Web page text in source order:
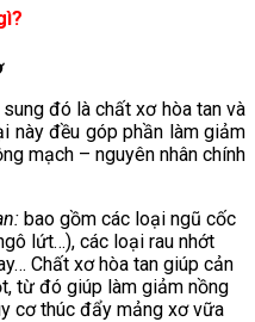
đó là chất xơ hòa tan và
này đều góp phần làm giảm
mạch – nguyên nhân chính
bao gồm các loại ngũ cốc
lứt…), các loại rau nhớt
Chất xơ hòa tan giúp cản
từ đó giúp làm giảm nồng
cơ thúc đẩy mảng xơ vữa